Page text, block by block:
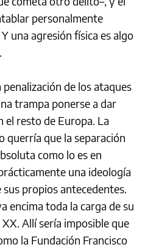
personalmente
una agresión física es algo
penalización de los ataques
trampa ponerse a dar
el resto de Europa. La
querría que la separación
como lo es en
una ideología
sus propios antecedentes.
encima toda la carga de su
Allí sería imposible que
la Fundación Francisco